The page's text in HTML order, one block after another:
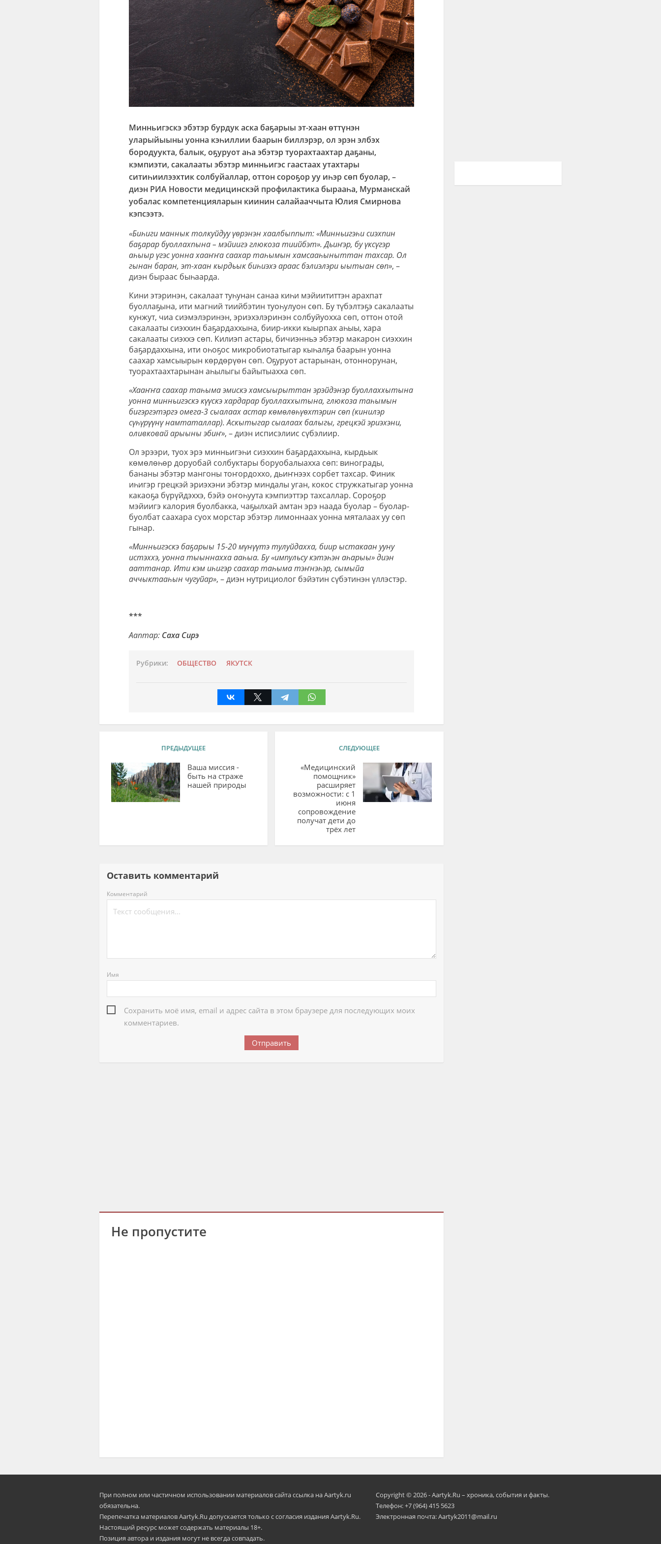
Минньигэскэ эбэтэр бурдук аска баҕарыы эт-хаан өттүнэн
уларыйыыны уонна кэһиллии баарын биллэрэр, ол эрэн элбэх
бородуукта, балык, оҕуруот аһа эбэтэр туорахтаахтар даҕаны,
кэмпиэти, сакалааты эбэтэр минньигэс гаастаах утахтары
ситиһиилээхтик солбуйаллар, оттон сороҕор уу иһэр сөп буолар, –
диэн РИА Новости медицинскэй профилактика бырааһа, Мурманскай
уобалас компетенцияларын киинин салайааччыта Юлия Смирнова
кэпсээтэ.
«Биһиги маннык толкуйдуу үөрэнэн хаалбыппыт: «Минньигэһи сиэхпин
баҕарар буоллахпына – мэйиигэ глюкоза тиийбэт». Дьиҥэр, бу үксүгэр
аһыыр үгэс уонна хааҥҥа саахар таһымын хамсааһыныттан тахсар. Ол
гынан баран, эт-хаан кырдьык биһиэхэ араас бэлиэлэри ыытыан сөп», –
диэн быраас быһаарда.
Кини этэринэн, сакалаат туһунан санаа киһи мэйиититтэн арахпат
буоллаҕына, ити магний тиийбэтин туоһулуон сөп. Бу түбэлтэҕэ сакалааты
кунжут, чиа сиэмэлэринэн, эриэхэлэринэн солбуйуохха сөп, оттон отой
сакалааты сиэххин баҕардаххына, биир-икки кыырпах аһыы, хара
сакалааты сиэххэ сөп. Килиэп астары, бичиэнньэ эбэтэр макарон сиэххин
баҕардаххына, ити оһоҕос микробиотатыгар кыһалҕа баарын уонна
саахар хамсыырын көрдөрүөн сөп. Оҕуруот астарынан, отоннорунан,
туорахтаахтарынан аһылыгы байытыахха сөп.
«Хааҥҥа саахар таһыма эмискэ хамсыырыттан эрэйдэнэр буоллаххытына
уонна минньигэскэ күүскэ хардарар буоллаххытына, глюкоза таһымын
бигэргэтэргэ омега-3 сыалаах астар көмөлөһүөхтэрин сөп (кинилэр
сүһүрүүнү намтаталлар). Аскытыгар сыалаах балыгы, грецкэй эриэхэни,
оливковай арыыны эбиҥ», – диэн исписэлиис сүбэлиир.
Ол эрээри, туох эрэ минньигэһи сиэххин баҕардаххына, кырдьык
көмөлөһөр доруобай солбуктары боруобалыахха сөп: винограды,
бананы эбэтэр мангоны тоҥордоххо, дьиҥнээх сорбет тахсар. Финик
иһигэр грецкэй эриэхэни эбэтэр миндалы уган, кокос стружкатыгар уонна
какаоҕа бүрүйдэххэ, бэйэ оҥоһуута кэмпиэттэр тахсаллар. Сороҕор
мэйиигэ калория буолбакка, чаҕылхай амтан эрэ наада буолар – буолар-
буолбат саахара суох морстар эбэтэр лимоннаах уонна мяталаах уу сөп
гынар.
«Минньигэскэ баҕарыы 15-20 мүнүүтэ тулуйдахха, биир ыстакаан ууну
истэххэ, уонна тыыннахха ааһыа. Бу «импульсу кэтэһэн аһарыы» диэн
ааттанар. Ити кэм иһигэр саахар таһыма тэҥнэһэр, сымыйа
аччыктааһын чугуйар», – диэн нутрициолог бэйэтин сүбэтинэн үллэстэр.
***
Ааптар:Саха Сирэ
Рубрики: ОБЩЕСТВО ЯКУТСК
ПРЕДЫДУЩЕЕ
Ваша миссия -
быть на страже
нашей природы
СЛЕДУЮЩЕЕ
«Медицинский
помощник»
расширяет
возможности: с 1
июня
сопровождение
получат дети до
трёх лет
Оставить комментарий
Комментарий
Имя
Сохранить моё имя, email и адрес сайта в этом браузере для последующих моих
комментариев.
Не пропустите
При полном или частичном использовании материалов сайта ссылка на Aartyk.ru
oбязательна.
Перепечатка материалов Aartyk.Ru допускается только с согласия издания Aartyk.Ru.
Настоящий ресурс может содержать материалы 18+.
Позиция автора и издания могут не всегда совпадать.
Copyright © 2026 - Aartyk.Ru – хроника, события и факты.
Телефон: +7 (964) 415 5623
Электронная почта: Aartyk2011@mail.ru